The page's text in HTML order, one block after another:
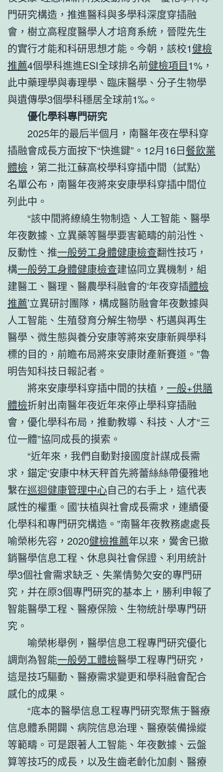
門研究構造，推進醫科與多學科深度穿插融
會，樹立高程度醫學人才培育系統，晉陞先生
的實行才能和科研思想才能。今朝，該校1健檢
推薦4個學科進進ESI全球排名前健檢項目1%，
此中藥理學與毒理學、臨床醫學、分子生物學
與遺傳學3個學科穩居全球前1‰。
優化學科專門研究
2025年的最后半個月，南醫年夜在學科穿
插融會成長方面按下“快進鍵”。12月16日餐飲業
體檢 ，第二批江蘇高校學科穿插中間（試點）
名單公布，南醫年夜將來安康學科穿插中間位
列此中。
“該中間將繚繞生物制造、人工智能、醫學
年夜數據、立異藥等醫學要害範疇的前沿性、
反動性、推一般勞工身體健康檢查翻性技巧，
構一般勞工身體健康檢查建協同立異機制，組
建醫工、醫理、醫農學科融會的‘年夜穿插體檢
推薦’立異研討團隊，構成醫防融會年夜數據與
人工智能、生殖發育分解生物學、朽邁與再生
醫學、微生態與養分安康等將來安康新興學科
標的目的，前瞻布局將來安康財產新賽道。”魯
明告知科技日報記者。
將來安康學科穿插中間的扶植， 一般+供膳
體檢折射出南醫年夜近年來停止學科穿插融
會，優化學科布局，推動教導、科技、人才“三
位一體”協同成長的摸索。
“近年來，我們自動對接國度計謀成長需
求，錨定‘安康中林天秤首先將蕾絲絲帶優雅地
繫在巡迴健康管理中心自己的右手上，這代表
感性的權重。國’扶植與社會成長需求，連續優
化學科和專門研究構造。”南醫年夜教務處處長
喻榮彬先容，2020健檢推薦年以來，黌舍已撤
銷醫學信息工程、休息與社會保證、利用統計
學3個社會需求缺乏、失業情勢欠安的專門研
究，并在原3個專門研究的基本上，勝利申報了
智能醫學工程、醫療保險、生物統計學專門研
究。
喻榮彬舉例，醫學信息工程專門研究優化
調劑為智能一般勞工體檢醫學工程專門研究，
這是技巧驅動、醫療需求變更和學科融會配合
感化的成果。
“底本的醫學信息工程專門研究聚焦于醫療
信息體系開闢、病院信息治理、醫療裝備操縱
等範疇。可是跟著人工智能、年夜數據、云盤
算等技巧的成長，以及生齒老齡化加劇、醫療